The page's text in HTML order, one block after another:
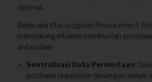
optimal.
Beberapa fitur unggulan Procurement
mendukung efisiensi pembuatan
antara lain:
Sentralisasi Data Permintaan:
purchase requisition tersimpan dalam